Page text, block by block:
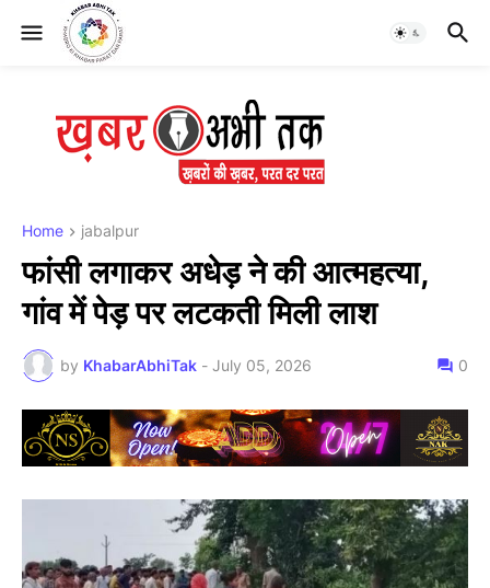
Home jabalpur
फांसी लगाकर अधेड़ ने की आत्महत्या,
गांव में पेड़ पर लटकती मिली लाश
by KhabarAbhiTak - July 05, 2026 0